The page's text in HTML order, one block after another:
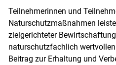
Teilnehmerinnen und
Naturschutzmaßnahmen
zielgerichteter
naturschutzfachlich
Beitrag zur Erhaltung und